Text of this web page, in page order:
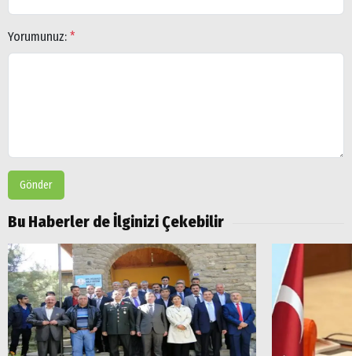
Yorumunuz: *
Gönder
Bu Haberler de İlginizi Çekebilir